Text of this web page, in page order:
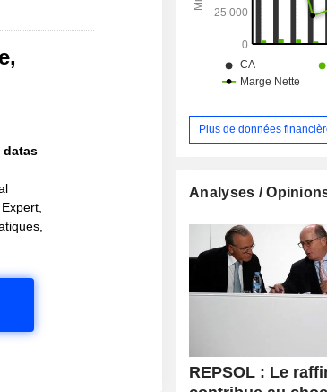
datas
géographique du CA est
(59,4%), Portugal (5,6%),
Plus de données
Analyses /
REPSOL : Le